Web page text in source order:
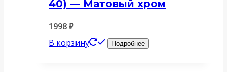
40) — Матовый хром
1998₽
В корзину
Подробнее